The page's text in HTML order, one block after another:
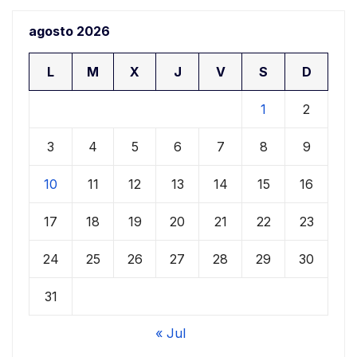
agosto 2026
L M X J V S D
1 2
3 4 5 6 7 8 9
10 11 12 13 14 15 16
17 18 19 20 21 22 23
24 25 26 27 28 29 30
31
« Jul